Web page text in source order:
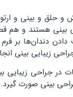
حلق و بینی و
بینی هستند و هم
دندان‌ها بر
زیبایی بینی
در جراحی
بینی صورت گیرد.